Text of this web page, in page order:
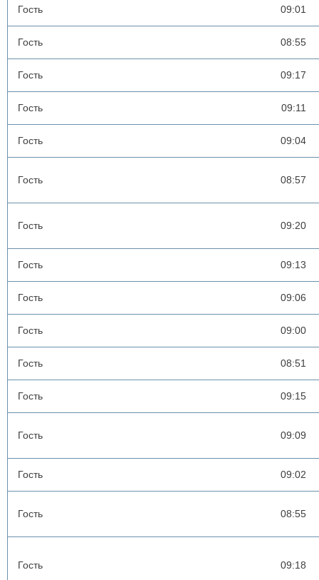
Гость 09:01
Гость 08:55
Гость 09:17
Гость 09:11
Гость 09:04
Гость 08:57
Гость 09:20
Гость 09:13
Гость 09:06
Гость 09:00
Гость 08:51
Гость 09:15
Гость 09:09
Гость 09:02
Гость 08:55
Гость 09:18